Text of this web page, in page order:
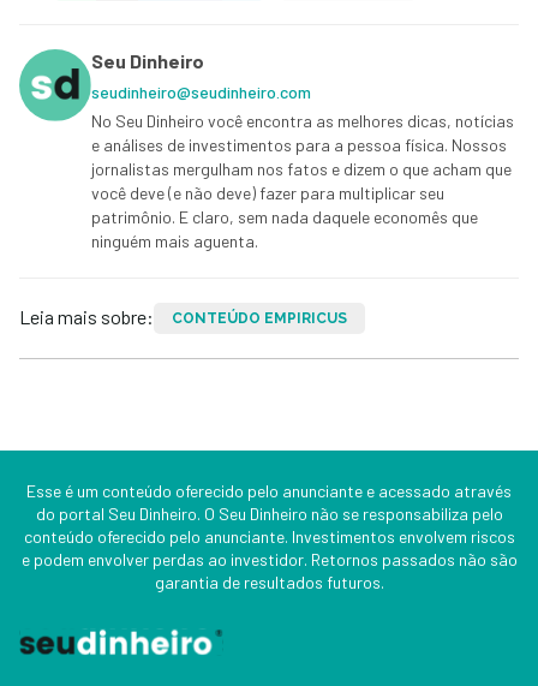
Seu Dinheiro
seudinheiro@seudinheiro.com
No Seu Dinheiro você encontra as melhores dicas, notícias
e análises de investimentos para a pessoa física. Nossos
jornalistas mergulham nos fatos e dizem o que acham que
você deve (e não deve) fazer para multiplicar seu
patrimônio. E claro, sem nada daquele economês que
ninguém mais aguenta.
Leia mais sobre: CONTEÚDO EMPIRICUS
Esse é um conteúdo oferecido pelo anunciante e acessado através
do portal Seu Dinheiro. O Seu Dinheiro não se responsabiliza pelo
conteúdo oferecido pelo anunciante. Investimentos envolvem riscos
e podem envolver perdas ao investidor. Retornos passados não são
garantia de resultados futuros.